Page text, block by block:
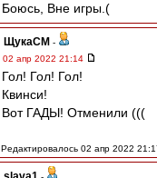
Боюсь, Вне игры.(
ЩукаСМ -
02 апр 2022 21:14
Гол! Гол! Гол!
Квинси!
Вот ГАДЫ! Отменили (((
Редактировалось 02 апр 2022